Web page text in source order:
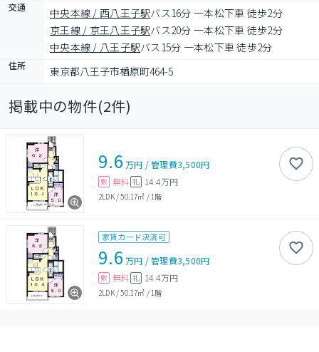
交通 中央本線 / 西八王子駅バス16分 一本松下車 徒歩2分
京王線 / 京王八王子駅バス20分 一本松下車 徒歩2分
中央本線 / 八王子駅バス15分 一本松下車 徒歩2分
住所 東京都八王子市楢原町464-5
掲載中の物件(2件)
9.6 万円 /管理費3,500円
敷 無料 礼 14.4万円
2LDK/50.17㎡ / 1階
家賃カード決済可
9.6 万円 /管理費3,500円
敷 無料 礼 14.4万円
2LDK/50.17㎡ /1階